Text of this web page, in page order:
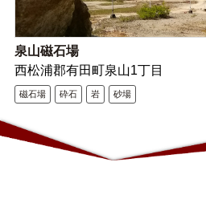
泉山磁石場
西松浦郡有田町泉山1丁目
磁石場 砕石 岩 砂場